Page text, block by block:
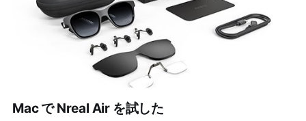
Mac で Nreal Air を試した